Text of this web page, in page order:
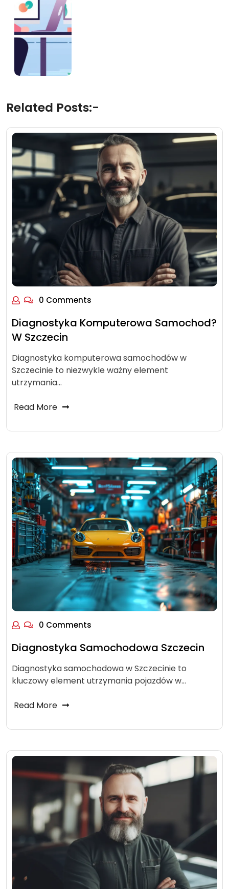
Related Posts:-
0 Comments
Diagnostyka Komputerowa Samochod?
W Szczecin
Diagnostyka komputerowa samochodów w
Szczecinie to niezwykle ważny element
utrzymania…
Read More
0 Comments
Diagnostyka Samochodowa Szczecin
Diagnostyka samochodowa w Szczecinie to
kluczowy element utrzymania pojazdów w…
Read More